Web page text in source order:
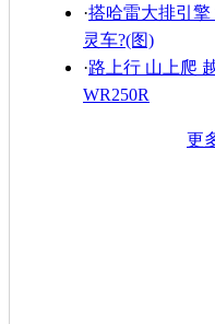
·搭哈雷大排引
灵车?(图)
·路上行 山上爬
WR250R
更